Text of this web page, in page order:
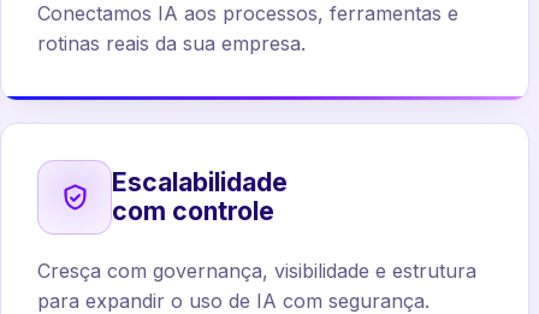
Conectamos IA aos processos, ferramentas e
rotinas reais da sua empresa.
Escalabilidade
com controle
Cresça com governança, visibilidade e estrutura
para expandir o uso de IA com segurança.